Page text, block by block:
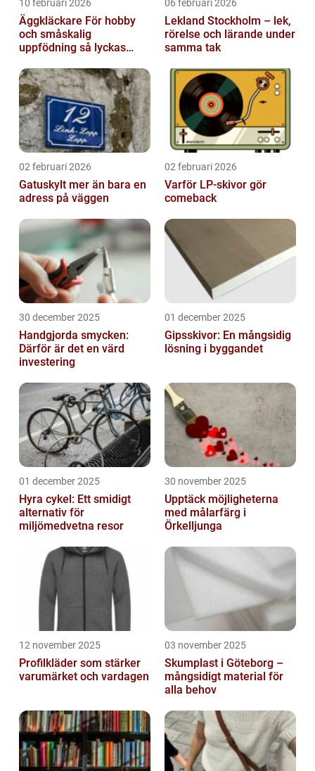
10 februari 2026
Äggkläckare För hobby
och småskalig
uppfödning så lyckas
06 februari 2026
Lekland Stockholm – lek,
rörelse och lärande under
samma tak
02 februari 2026
Gatuskylt mer än bara en
adress på väggen
02 februari 2026
Varför LP-skivor gör
comeback
30 december 2025
Handgjorda smycken:
Därför är det en värd
investering
01 december 2025
Gipsskivor: En mångsidig
lösning i byggandet
01 december 2025
Hyra cykel: Ett smidigt
alternativ för
miljömedvetna resor
30 november 2025
Upptäck möjligheterna
med målarfärg i
Örkelljunga
12 november 2025
Profilkläder som stärker
varumärket och vardagen
03 november 2025
Skumplast i Göteborg –
mångsidigt material för
alla behov